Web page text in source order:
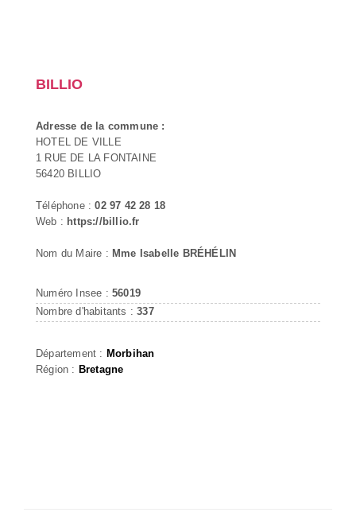
BILLIO
Adresse de la commune :
HOTEL DE VILLE
1 RUE DE LA FONTAINE
56420 BILLIO
Téléphone :02 97 42 28 18
Web : https://billio.fr
Nom du Maire : Mme Isabelle BRÉHÉLIN
Numéro Insee : 56019
Nombre d'habitants :337
Département : Morbihan
Région : Bretagne